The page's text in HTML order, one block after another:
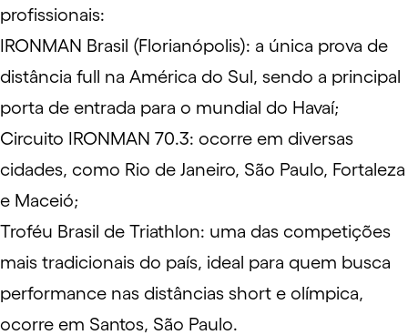
profissionais:
IRONMAN Brasil (Florianópolis): a única prova de
distância full na América do Sul, sendo a principal
porta de entrada para o mundial do Havaí;
Circuito IRONMAN 70.3: ocorre em diversas
cidades, como Rio de Janeiro, São Paulo, Fortaleza
e Maceió;
Troféu Brasil de Triathlon: uma das competições
mais tradicionais do país, ideal para quem busca
performance nas distâncias short e olímpica,
ocorre em Santos, São Paulo.